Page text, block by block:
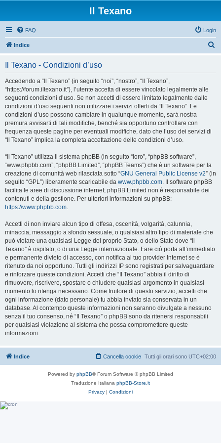
Il Texano
FAQ Login
Indice
Il Texano - Condizioni d’uso
Accedendo a “Il Texano” (in seguito “noi”, “nostro”, “Il Texano”,
“https://forum.iltexano.it”), l’utente accetta di essere vincolato legalmente alle
seguenti condizioni d’uso. Se non accetti di essere limitato legalmente dalle
condizioni d’uso seguenti non utilizzare i servizi offerti da “Il Texano”. Le
condizioni d’uso possono cambiare in qualunque momento, sarà nostra
premura avvisarti di tali modifiche, benché sia opportuno controllare con
frequenza queste pagine per eventuali modifiche, dato che l’uso dei servizi di
“Il Texano” implica la completa accettazione delle condizioni d’uso.
“Il Texano” utilizza il sistema phpBB (in seguito “loro”, “phpBB software”,
“www.phpbb.com”, “phpBB Limited”, “phpBB Teams”) che è un software per la
creazione di comunità web rilasciata sotto “GNU General Public License v2” (in
seguito “GPL”) liberamente scaricabile da www.phpbb.com. Il software phpBB
facilita le aree di discussione internet; phpBB Limited non è responsabile dei
contenuti e della gestione. Per ulteriori informazioni su phpBB:
https://www.phpbb.com.
Accetti di non inviare alcun tipo di offesa, oscenità, volgarità, calunnia,
minaccia, messaggio a sfondo sessuale, o qualsiasi altro tipo di materiale che
può violare una qualsiasi Legge del proprio Stato, o dello Stato dove “Il
Texano” è ospitato, o di una Legge internazionale. Fare ciò porta all’immediato
e permanente divieto di accesso, con notifica al tuo provider Internet se è
ritenuto da noi opportuno. Tutti gli indirizzi IP sono registrati per salvaguardare
e rinforzare queste condizioni. Accetti che “Il Texano” abbia il diritto di
rimuovere, riscrivere, spostare o chiudere qualsiasi argomento in qualsiasi
momento lo ritenga necessario. Come fruitore di questo servizio, accetti che
ogni informazione (dato personale) tu abbia inviato sia conservata in un
database. Al contempo queste informazioni non saranno divulgate a nessuno
senza il tuo consenso, né “Il Texano” o phpBB sono da ritenersi responsabili
per qualsiasi violazione al sistema che possa compromettere queste
informazioni.
Indice Tutti gli orari sono UTC+02:00
Cancella cookie
Powered by phpBB® Forum Software © phpBB Limited
Traduzione Italiana phpBB-Store.it
Privacy | Condizioni